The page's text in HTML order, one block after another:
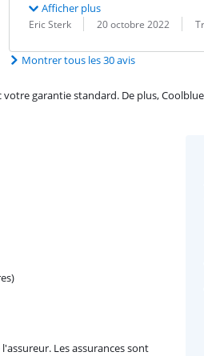
Afficher plus
Évaluation par :
Eric Sterk
Date : 20 octobre 2022
Traduction :
Montrer tous les 30 avis
garantie standard. De plus,
Les assurances sont